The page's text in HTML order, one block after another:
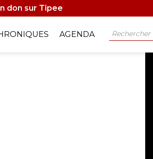
don sur Tipee
AGENDA Rechercher